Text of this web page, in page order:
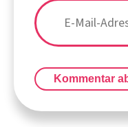
Kommentar